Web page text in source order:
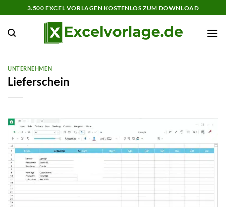
Inhalt
springen
3.500 EXCEL VORLAGEN KOSTENLOS ZUM DOWNLOAD
UNTERNEHMEN
Lieferschein